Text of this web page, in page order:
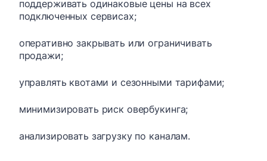
поддерживать одинаковые цены на всех
подключенных сервисах;
оперативно закрывать или ограничивать
продажи;
управлять квотами и сезонными тарифами;
минимизировать риск овербукинга;
анализировать загрузку по каналам.